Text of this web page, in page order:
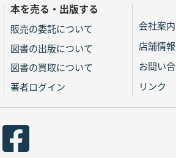
本を売る・出版する
販売の委託について
図書の出版について
図書の買取について
著者ログイン
会社案内
店舗情
お問い
リンク